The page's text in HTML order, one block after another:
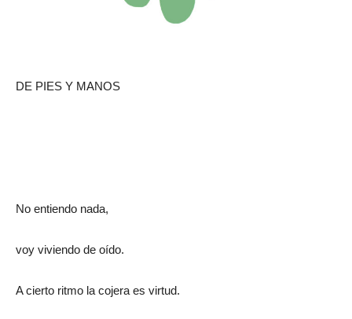
DE PIES Y MANOS
No entiendo nada,
voy viviendo de oído.
A cierto ritmo la cojera es virtud.